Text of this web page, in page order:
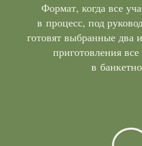
Формат, когда все
в процесс, под
готовят выбранные два
приготовления
в